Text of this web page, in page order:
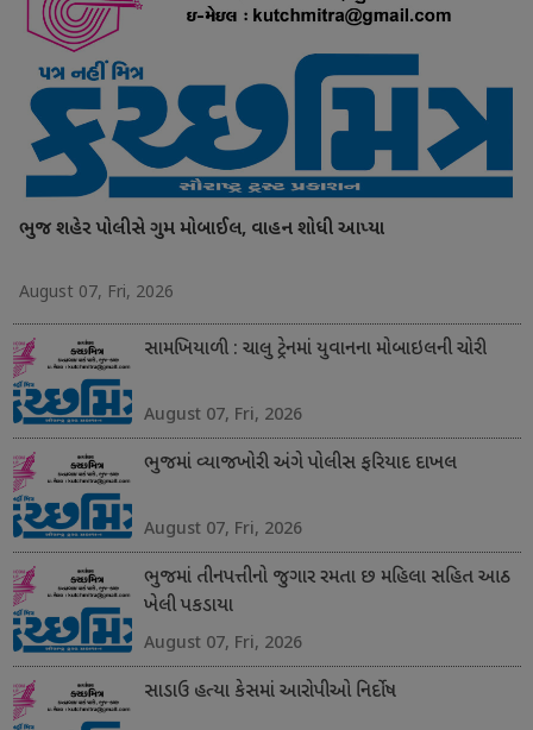
ભુજ શહેર પોલીસે ગુમ મોબાઈલ, વાહન શોધી આપ્યા
August 07, Fri, 2026
સામખિયાળી : ચાલુ ટ્રેનમાં યુવાનના મોબાઇલની ચોરી
August 07, Fri, 2026
ભુજમાં વ્યાજખોરી અંગે પોલીસ ફરિયાદ દાખલ
August 07, Fri, 2026
ભુજમાં તીનપત્તીનો જુગાર રમતા છ મહિલા સહિત આઠ
ખેલી પકડાયા
August 07, Fri, 2026
સાડાઉ હત્યા કેસમાં આરોપીઓ નિર્દોષ